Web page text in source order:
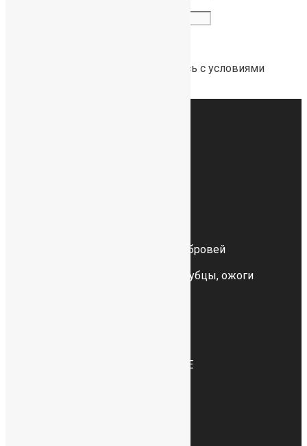
Отправляя сообщение, я соглашаюсь с условиями
Пересадка и восстановление бровей
Пересадка волос на шрамы, рубцы, ожоги
Пересадка волос методом FUE